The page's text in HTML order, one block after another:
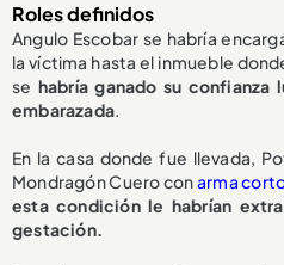
Roles definidos
Angulo Escobar se habría
la víctima hasta el inmueble
se habría ganado su
embarazada.
En la casa donde fue llevada,
Mondragón Cuero conarma
esta condición le habrían
gestación.